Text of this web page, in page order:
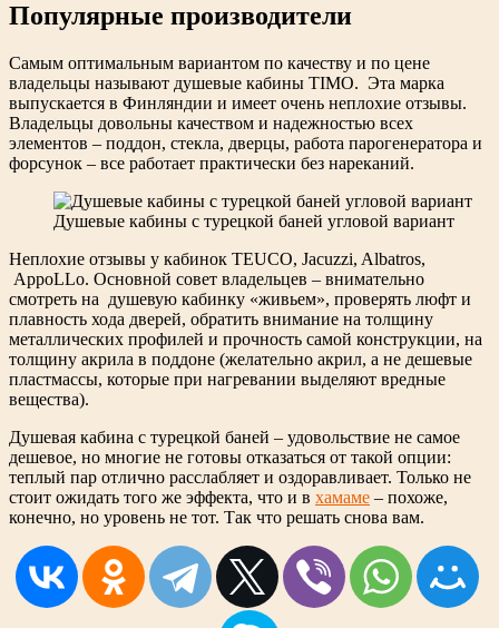
Популярные производители
Самым оптимальным вариантом по качеству и по цене
владельцы называют душевые кабины TIMO. Эта марка
выпускается в Финляндии и имеет очень неплохие отзывы.
Владельцы довольны качеством и надежностью всех
элементов – поддон, стекла, дверцы, работа парогенератора и
форсунок – все работает практически без нареканий.
Душевые кабины с турецкой баней угловой вариант
Неплохие отзывы у кабинок TEUCO, Jacuzzi, Albatros,
AppoLLo. Основной совет владельцев – внимательно
смотреть на душевую кабинку «живьем», проверять люфт и
плавность хода дверей, обратить внимание на толщину
металлических профилей и прочность самой конструкции, на
толщину акрила в поддоне (желательно акрил, а не дешевые
пластмассы, которые при нагревании выделяют вредные
вещества).
Душевая кабина с турецкой баней – удовольствие не самое
дешевое, но многие не готовы отказаться от такой опции:
теплый пар отлично расслабляет и оздоравливает. Только не
стоит ожидать того же эффекта, что и в хамаме – похоже,
конечно, но уровень не тот. Так что решать снова вам.